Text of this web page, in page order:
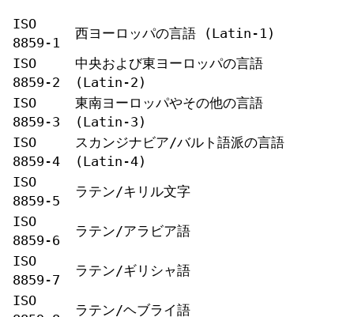
ISO
8859-1
西ヨーロッパの言語 (Latin-1)
ISO
8859-2
中央および東ヨーロッパの言語
(Latin-2)
ISO
8859-3
東南ヨーロッパやその他の言語
(Latin-3)
ISO
8859-4
スカンジナビア/バルト語派の言語
(Latin-4)
ISO
8859-5
ラテン/キリル文字
ISO
8859-6
ラテン/アラビア語
ISO
8859-7
ラテン/ギリシャ語
ISO
ラテン/ヘブライ語